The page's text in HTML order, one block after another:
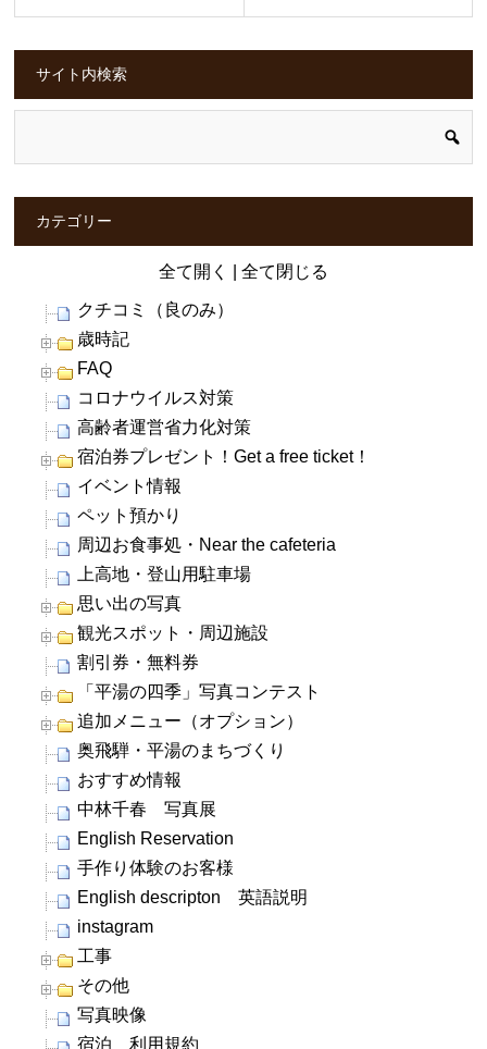
サイト内検索
カテゴリー
全て開く 全て閉じる
クチコミ（良のみ）
歳時記
FAQ
コロナウイルス対策
高齢者運営省力化対策
宿泊券プレゼント！Get a free ticket！
イベント情報
ペット預かり
周辺お食事処・Near the cafeteria
上高地・登山用駐車場
思い出の写真
観光スポット・周辺施設
割引券・無料券
「平湯の四季」写真コンテスト
追加メニュー（オプション）
奥飛騨・平湯のまちづくり
おすすめ情報
中林千春 写真展
English Reservation
手作り体験のお客様
English descripton 英語説明
instagram
工事
その他
写真映像
宿泊 利用規約